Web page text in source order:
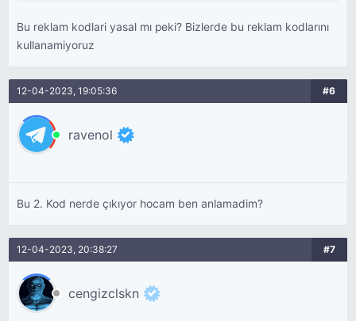
Bu reklam kodlari yasal mı peki? Bizlerde bu reklam kodlarını
kullanamiyoruz
12-04-2023, 19:05:36 #6
ravenol
Bu 2. Kod nerde çıkıyor hocam ben anlamadim?
12-04-2023, 20:38:27 #7
cengizclskn